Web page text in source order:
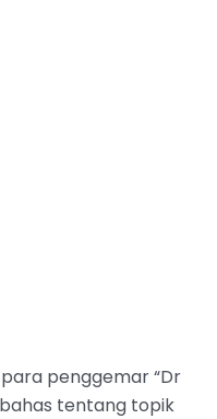
penggemar “Dr
tentang topik